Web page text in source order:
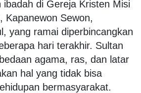
di Gereja Kristen Misi
Kapanewon Sewon,
yang ramai diperbincangkan
hari terakhir. Sultan
agama, ras, dan latar
hal yang tidak bisa
bermasyarakat.